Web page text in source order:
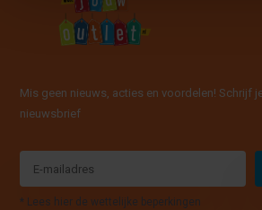
Mis geen nieuws, acties en voordelen! Schrijf
nieuwsbrief
* Lees hier de wettelijke beperkingen